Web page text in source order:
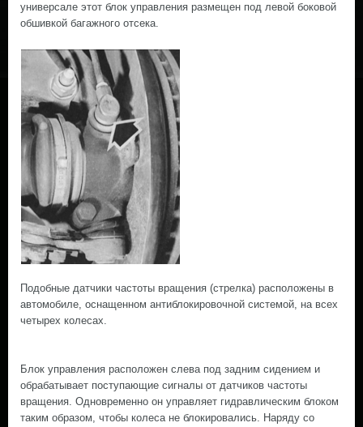
универсале этот блок управления размещен под левой боковой
обшивкой багажного отсека.
Подобные датчики частоты вращения (стрелка) расположены в
автомобиле, оснащенном антиблокировочной системой, на всех
четырех колесах.
Блок управления расположен слева под задним сидением и
обрабатывает поступающие сигналы от датчиков частоты
вращения. Одновременно он управляет гидравлическим блоком
таким образом, чтобы колеса не блокировались. Наряду со